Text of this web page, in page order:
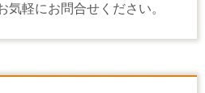
気軽にお問合せください。